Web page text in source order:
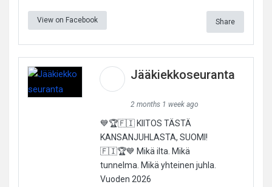
View on Facebook Share
Jääkiekkoseuranta
2 months 1 week ago
💙🏆🇫🇮 KIITOS TÄSTÄ
KANSANJUHLASTA, SUOMI!
🇫🇮🏆💙 Mikä ilta. Mikä
tunnelma. Mikä yhteinen juhla.
Vuoden 2026